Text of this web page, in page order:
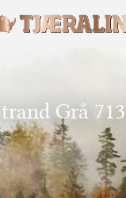
Grå 713